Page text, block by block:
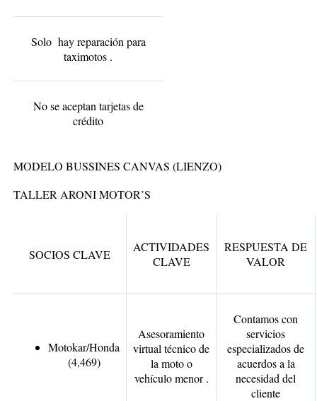
Solo hay reparación para
taximotos .
No se aceptan tarjetas de
crédito
MODELO BUSSINES CANVAS (LIENZO)
TALLER ARONI MOTOR’S
SOCIOS CLAVE
ACTIVIDADES
CLAVE
RESPUESTA DE
VALOR
Motokar/Honda
(4,469)
Asesoramiento
virtual técnico de
la moto o
vehículo menor .
Contamos con
servicios
especializados de
acuerdos a la
necesidad del
cliente